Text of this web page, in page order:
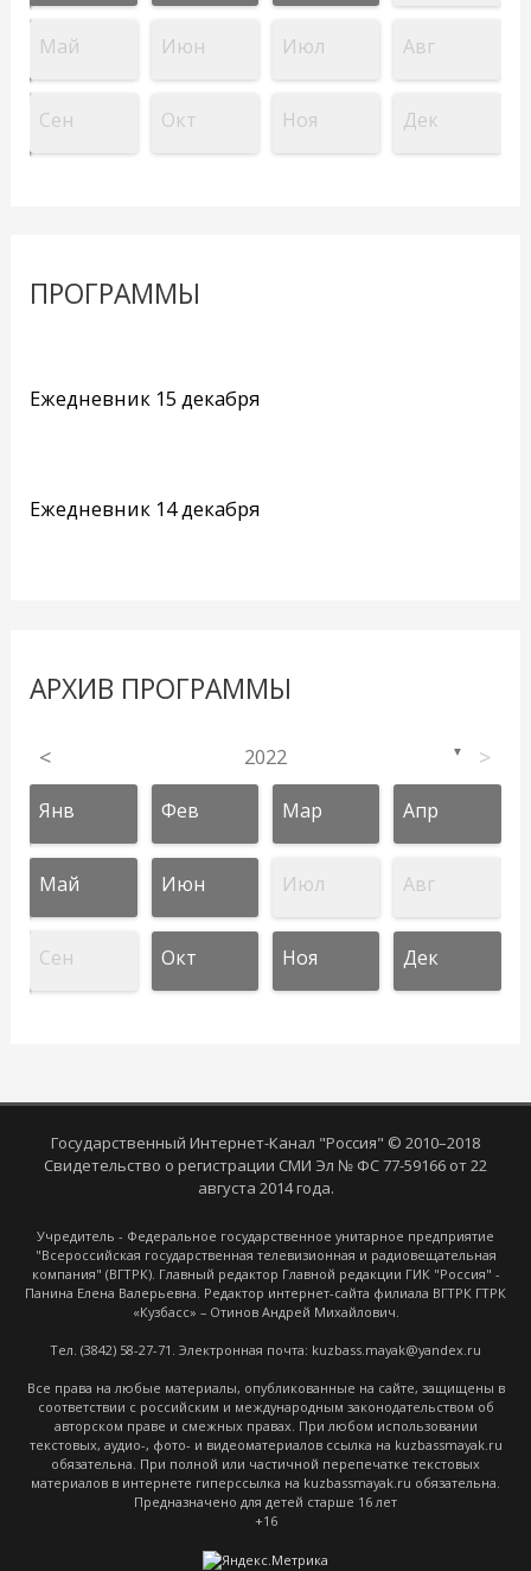
Май Июн Июл Авг
Сен Окт Ноя Дек
ПРОГРАММЫ
Ежедневник 15 декабря
Ежедневник 14 декабря
АРХИВ ПРОГРАММЫ
< 2022 ▼ >
Янв Фев Мар Апр
Май Июн Июл Авг
Сен Окт Ноя Дек
Государственный Интернет-Канал "Россия" © 2010–2018
Свидетельство о регистрации СМИ Эл № ФС 77-59166 от 22
августа 2014 года.
Учредитель - Федеральное государственное унитарное предприятие
"Всероссийская государственная телевизионная и радиовещательная
компания" (ВГТРК). Главный редактор Главной редакции ГИК "Россия" -
Панина Елена Валерьевна. Редактор интернет-сайта филиала ВГТРК ГТРК
«Кузбасс» – Отинов Андрей Михайлович.
Тел. (3842) 58-27-71. Электронная почта: kuzbass.mayak@yandex.ru
Все права на любые материалы, опубликованные на сайте, защищены в
соответствии с российским и международным законодательством об
авторском праве и смежных правах. При любом использовании
текстовых, аудио-, фото- и видеоматериалов ссылка на kuzbassmayak.ru
обязательна. При полной или частичной перепечатке текстовых
материалов в интернете гиперссылка на kuzbassmayak.ru обязательна.
Предназначено для детей старше 16 лет
+16